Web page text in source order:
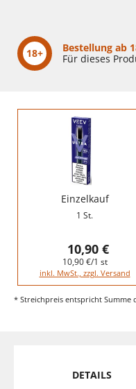
18+
Bestellung ab
Für dieses
Einzelkauf
1 St.
10,90 €
10,90 €/1 st
inkl. MwSt., zzgl. Versand
* Streichpreis entspricht Summe
DETAILS